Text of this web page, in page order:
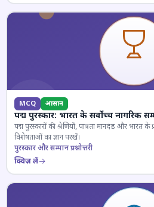
MCQ आसान
पद्म पुरस्कार: भारत के सर्वोच्च नागरिक
पद्म पुरस्कारों की श्रेणियों, पात्रता मानदंड और भारत
विशेषताओं का ज्ञान परखें।
पुरस्कार और सम्मान प्रश्नोत्तरी
क्विज़ लें